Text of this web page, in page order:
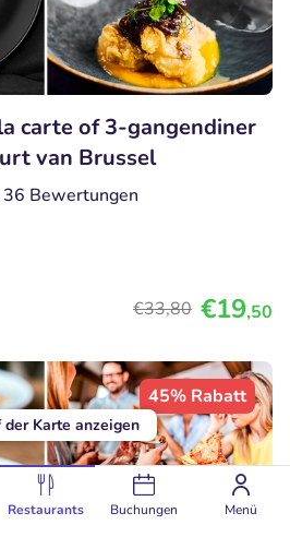
Restaurants Buchungen Menü
der Karte anzeigen
carte of 3-gangendiner
van Brussel
36 Bewertungen
€33,80 €19,50
45% Rabatt